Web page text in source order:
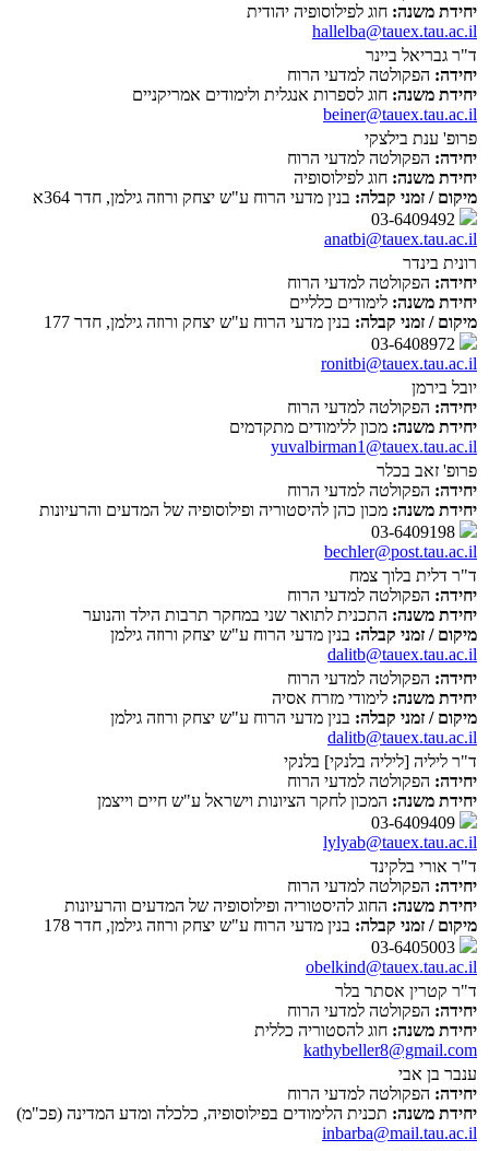
יחידת משנה: חוג לפילוסופיה יהודית
hallelba@tauex.tau.ac.il
ד"ר גבריאל ביינר
יחידה: הפקולטה למדעי הרוח
יחידת משנה: חוג לספרות אנגלית ולימודים אמריקניים
beiner@tauex.tau.ac.il
פרופ' ענת בילצקי
יחידה: הפקולטה למדעי הרוח
יחידת משנה: חוג לפילוסופיה
מיקום / זמני קבלה: בנין מדעי הרוח ע"ש יצחק ורוזה גילמן, חדר 364א
anatbi@tauex.tau.ac.il
רונית בינדר
יחידה: הפקולטה למדעי הרוח
יחידת משנה: לימודים כלליים
מיקום / זמני קבלה: בנין מדעי הרוח ע"ש יצחק ורוזה גילמן, חדר 177
ronitbi@tauex.tau.ac.il
יובל בירמן
יחידה: הפקולטה למדעי הרוח
יחידת משנה: מכון ללימודים מתקדמים
yuvalbirman1@tauex.tau.ac.il
פרופ' זאב בכלר
יחידה: הפקולטה למדעי הרוח
יחידת משנה: מכון כהן להיסטוריה ופילוסופיה של המדעים והרעיונות
bechler@post.tau.ac.il
ד"ר דלית בלוך צמח
יחידה: הפקולטה למדעי הרוח
יחידת משנה: התכנית לתואר שני במחקר תרבות הילד והנוער
מיקום / זמני קבלה: בנין מדעי הרוח ע"ש יצחק ורוזה גילמן
dalitb@tauex.tau.ac.il
יחידה: הפקולטה למדעי הרוח
יחידת משנה: לימודי מזרח אסיה
מיקום / זמני קבלה: בנין מדעי הרוח ע"ש יצחק ורוזה גילמן
dalitb@tauex.tau.ac.il
ד"ר ליליה [ליליה בלנקי] בלנקי
יחידה: הפקולטה למדעי הרוח
יחידת משנה: המכון לחקר הציונות וישראל ע"ש חיים וייצמן
lylyab@tauex.tau.ac.il
ד"ר אורי בלקינד
יחידה: הפקולטה למדעי הרוח
יחידת משנה: החוג להיסטוריה ופילוסופיה של המדעים והרעיונות
מיקום / זמני קבלה: בנין מדעי הרוח ע"ש יצחק ורוזה גילמן, חדר 178
obelkind@tauex.tau.ac.il
ד"ר קטרין אסתר בלר
יחידה: הפקולטה למדעי הרוח
יחידת משנה: חוג להסטוריה כללית
kathybeller8@gmail.com
ענבר בן אבי
יחידה: הפקולטה למדעי הרוח
יחידת משנה: תכנית הלימודים בפילוסופיה, כלכלה ומדע המדינה (פכ"מ)
inbarba@mail.tau.ac.il